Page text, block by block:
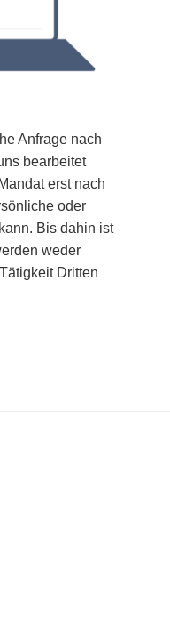
Anfrage nach
bearbeitet
erst nach
oder
Bis dahin ist
weder
Dritten